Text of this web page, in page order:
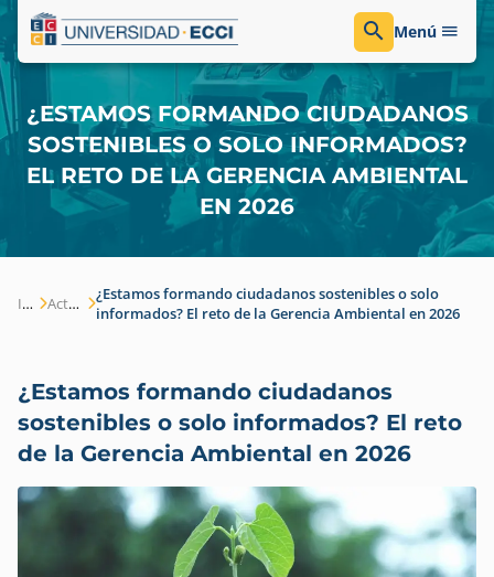
Menú
¿ESTAMOS FORMANDO CIUDADANOS
SOSTENIBLES O SOLO INFORMADOS?
EL RETO DE LA GERENCIA AMBIENTAL
EN 2026
Inicio Actualidad
¿Estamos formando ciudadanos sostenibles o solo
informados? El reto de la Gerencia Ambiental en 2026
¿Estamos formando ciudadanos
sostenibles o solo informados? El reto
de la Gerencia Ambiental en 2026